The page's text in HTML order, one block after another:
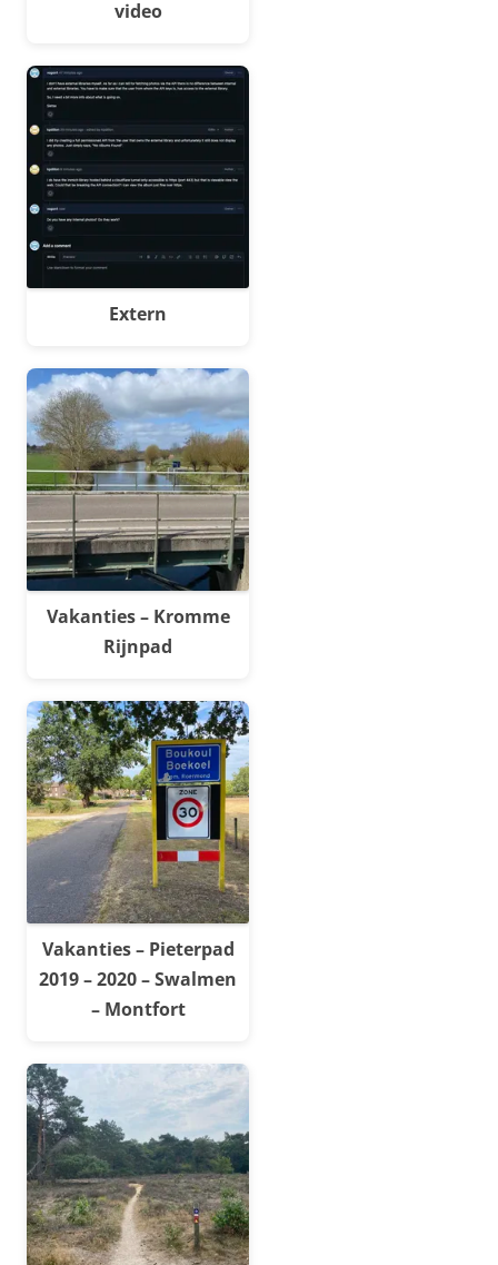
video
Extern
Vakanties – Kromme
Rijnpad
Vakanties – Pieterpad
2019 – 2020 – Swalmen
– Montfort